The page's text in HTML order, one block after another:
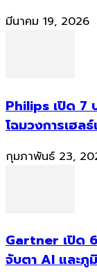
มีนาคม 19, 2026
Philips เปิด 7
โฉมวงการเฮล
กุมภาพันธ์ 23,
Gartner เปิด
จับตา AI และภู